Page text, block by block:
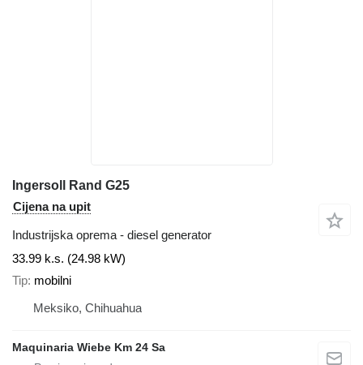
Ingersoll Rand G25
Cijena na upit
Industrijska oprema - diesel generator
33.99 k.s. (24.98 kW)
Tip mobilni
Meksiko, Chihuahua
Maquinaria Wiebe Km 24 Sa